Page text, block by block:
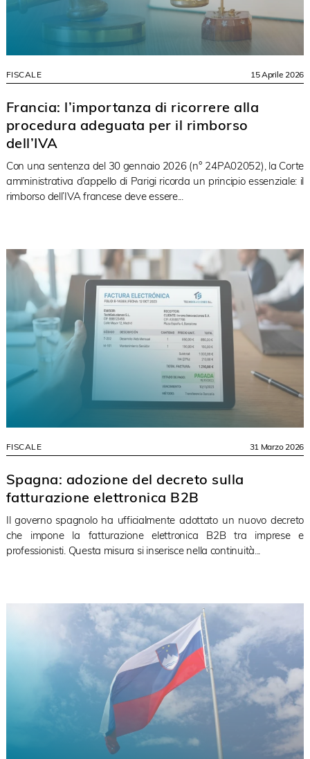
FISCALE 15 Aprile 2026
Francia: l’importanza di ricorrere alla
procedura adeguata per il rimborso
dell’IVA
Con una sentenza del 30 gennaio 2026 (n° 24PA02052), la Corte
amministrativa d’appello di Parigi ricorda un principio essenziale: il
rimborso dell’IVA francese deve essere...
FISCALE 31 Marzo 2026
Spagna: adozione del decreto sulla
fatturazione elettronica B2B
Il governo spagnolo ha ufficialmente adottato un nuovo decreto
che impone la fatturazione elettronica B2B tra imprese e
professionisti. Questa misura si inserisce nella continuità...